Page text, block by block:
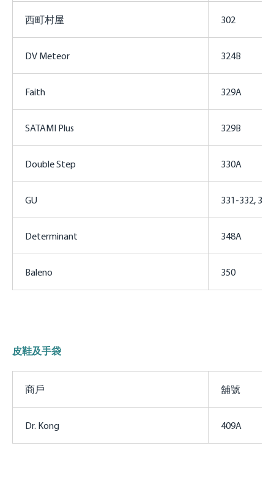
西町村屋 302
DV Meteor 324B
Faith 329A
SATAMI Plus 329B
Double Step 330A
GU 331-332,
Determinant 348A
Baleno 350
皮鞋及手袋
商戶 舖號
Dr. Kong 409A